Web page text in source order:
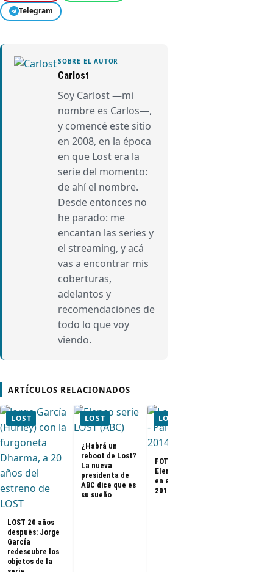
Telegram
SOBRE EL AUTOR
Carlost
Soy Carlost —mi
nombre es Carlos—,
y comencé este sitio
en 2008, en la época
en que Lost era la
serie del momento:
de ahí el nombre.
Desde entonces no
he parado: me
encantan las series y
el streaming, y acá
vas a encontrar mis
coberturas,
adelantos y
recomendaciones de
todo lo que voy
viendo.
ARTÍCULOS RELACIONADOS
LOST
LOST 20 años
después: Jorge
García
redescubre los
objetos de la
LOST
¿Habrá un
reboot de Lost?
La nueva
presidenta de
ABC dice que es
su sueño
LOST
FOTOS + VIDEO –
Elenco de Lost
en el PaleyFest
2014